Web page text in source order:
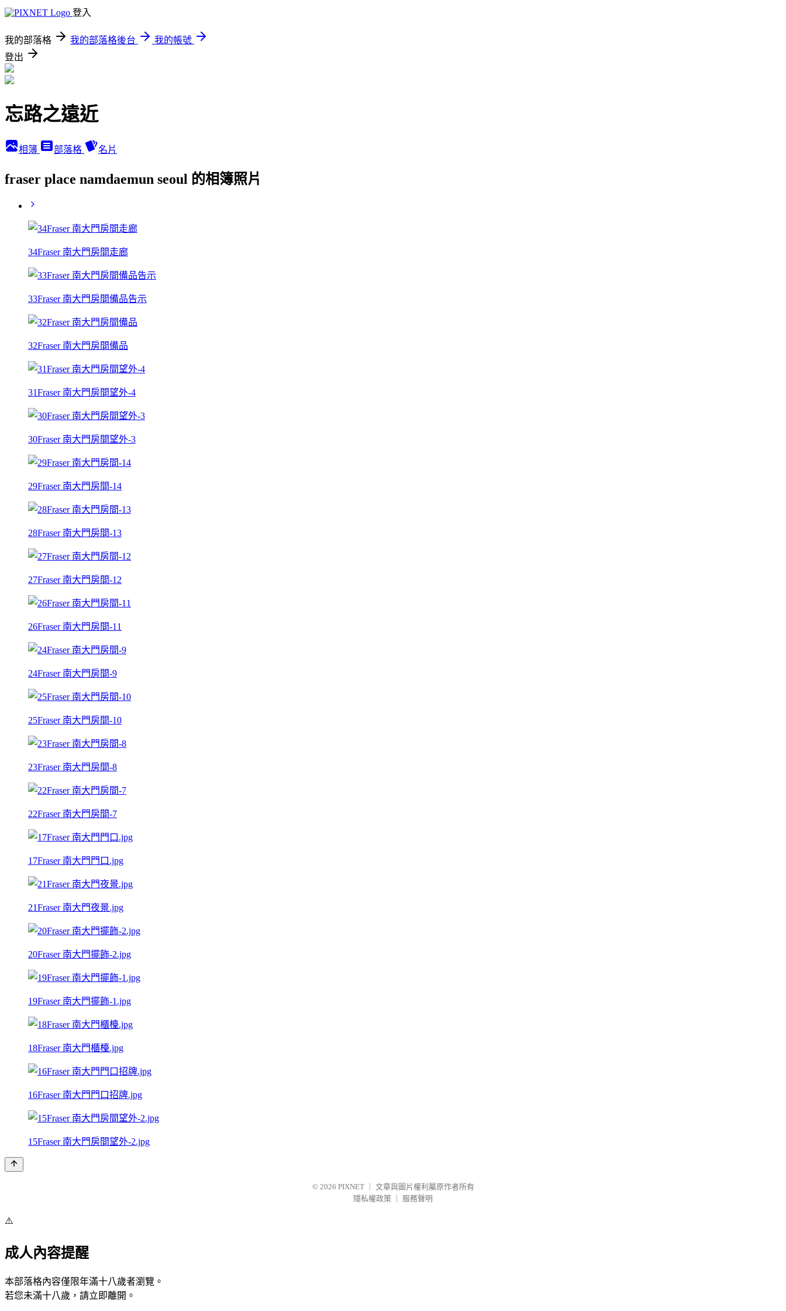
登入
我的部落格 我的部落格後台
我的帳號
登出
忘路之遠近
相簿 部落格 名片
fraser place namdaemun seoul 的相簿照片
34Fraser 南大門房間走廊
33Fraser 南大門房間備品告示
32Fraser 南大門房間備品
31Fraser 南大門房間望外-4
30Fraser 南大門房間望外-3
29Fraser 南大門房間-14
28Fraser 南大門房間-13
27Fraser 南大門房間-12
26Fraser 南大門房間-11
24Fraser 南大門房間-9
25Fraser 南大門房間-10
23Fraser 南大門房間-8
22Fraser 南大門房間-7
17Fraser 南大門門口.jpg
21Fraser 南大門夜景.jpg
20Fraser 南大門擺飾-2.jpg
19Fraser 南大門擺飾-1.jpg
18Fraser 南大門櫃檯.jpg
16Fraser 南大門門口招牌.jpg
15Fraser 南大門房間望外-2.jpg
© 2026 PIXNET
文章與圖片權利屬原作者所有
隱私權政策
服務聲明
⚠️
成人內容提醒
本部落格內容僅限年滿十八歲者瀏覽。
若您未滿十八歲，請立即離開。